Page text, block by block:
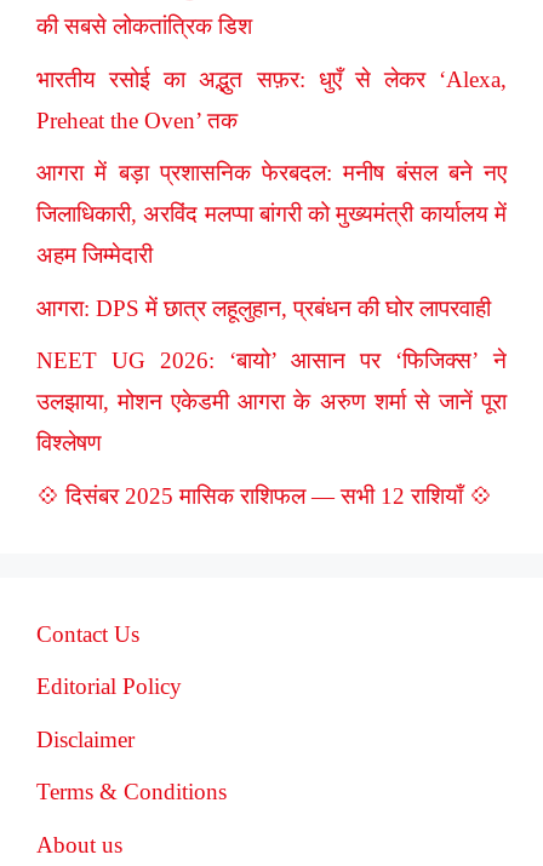
की सबसे लोकतांत्रिक डिश
भारतीय रसोई का अद्भुत सफ़र: धुएँ से लेकर ‘Alexa,
Preheat the Oven’ तक
आगरा में बड़ा प्रशासनिक फेरबदल: मनीष बंसल बने नए
जिलाधिकारी, अरविंद मलप्पा बांगरी को मुख्यमंत्री कार्यालय में
अहम जिम्मेदारी
आगरा: DPS में छात्र लहूलुहान, प्रबंधन की घोर लापरवाही
NEET UG 2026: ‘बायो’ आसान पर ‘फिजिक्स’ ने
उलझाया, मोशन एकेडमी आगरा के अरुण शर्मा से जानें पूरा
विश्लेषण
💠 दिसंबर 2025 मासिक राशिफल — सभी 12 राशियाँ 💠
Contact Us
Editorial Policy
Disclaimer
Terms & Conditions
About us